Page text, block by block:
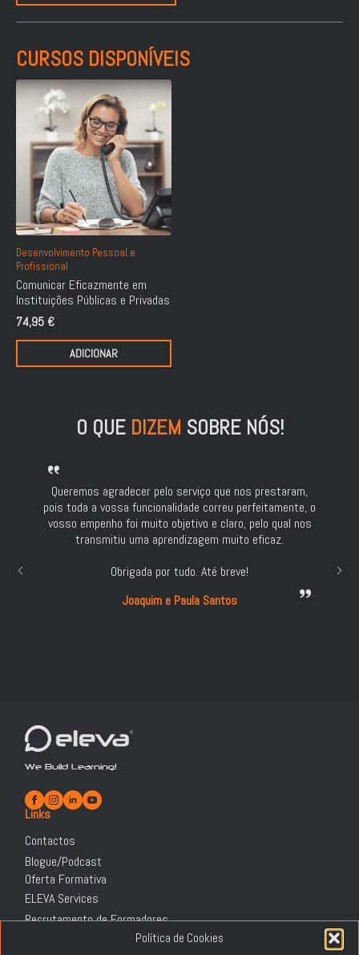
Política de Cookies
CURSOS DISPONÍVEIS
Desenvolvimento Pessoal e
Profissional
Comunicar Eficazmente em
Instituições Públicas e Privadas
74,95 €
ADICIONAR
O QUE DIZEM SOBRE NÓS!
Queremos agradecer pelo serviço que nos prestaram,
pois toda a vossa funcionalidade correu perfeitamente, o
vosso empenho foi muito objetivo e claro, pelo qual nos
transmitiu uma aprendizagem muito eficaz.
Obrigada por tudo. Até breve!
Joaquim e Paula Santos
We Build Learning!
Links
Contactos
Blogue/Podcast
Oferta Formativa
ELEVA Services
Recrutamento de Formadores